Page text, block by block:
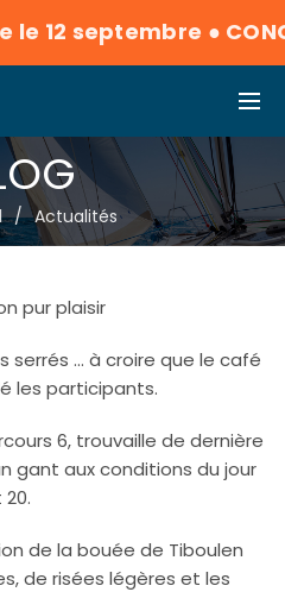
le 12 septembre●
Actualités
pur plaisir
serrés … à croire que le café
les participants.
6, trouvaille de dernière
gant aux conditions du jour
de la bouée de Tiboulen
de risées légères et les